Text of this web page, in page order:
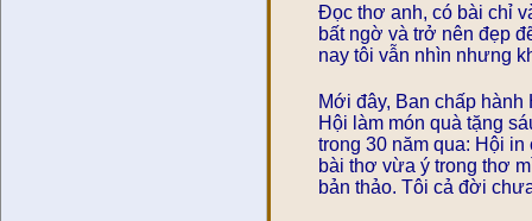
Đọc thơ anh, có bài chỉ
bất ngờ và trở nên đẹp
nay tôi vẫn nhìn nhưng
Mới đây, Ban chấp
Hội làm món quà tặng
trong 30 năm qua: Hội
bài thơ vừa ý trong thơ
bản thảo. Tôi cả đời